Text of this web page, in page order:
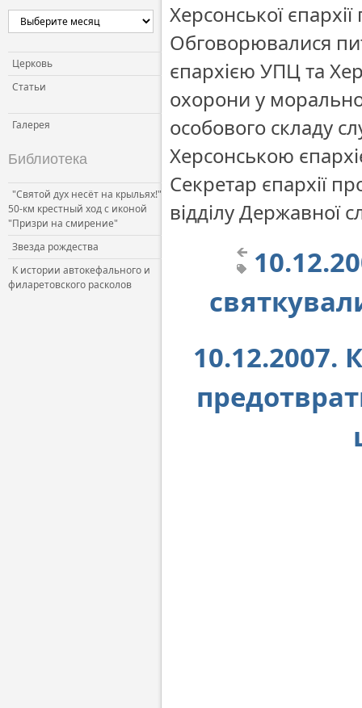
Церковь
Статьи
Галерея
Библиотека
"Святой дух несёт на крыльях!"
50-км крестный ход с иконой
"Призри на смирение"
Звезда рождества
К истории автокефального и
филаретовского расколов
Херсонської
Обговорювалися
єпархією УПЦ та
охорони у
особового складу
Херсонською
Секретар єпархії
відділу Державної
10.12.2007.